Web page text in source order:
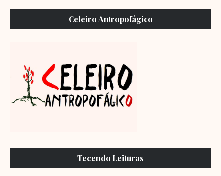
Celeiro Antropofágico
Tecendo Leituras